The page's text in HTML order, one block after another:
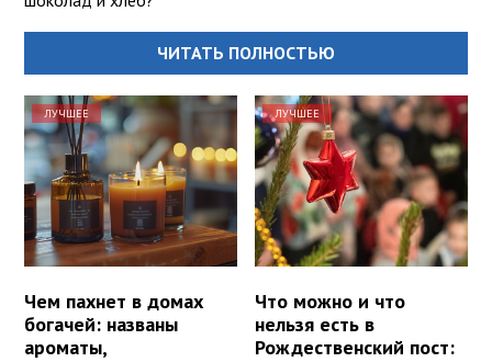
ЧИТАТЬ ПОЛНОСТЬЮ
ЛУЧШЕЕ
Чем пахнет в домах
богачей: названы
ароматы,
ЛУЧШЕЕ
Что можно и что
нельзя есть в
Рождественский пост: